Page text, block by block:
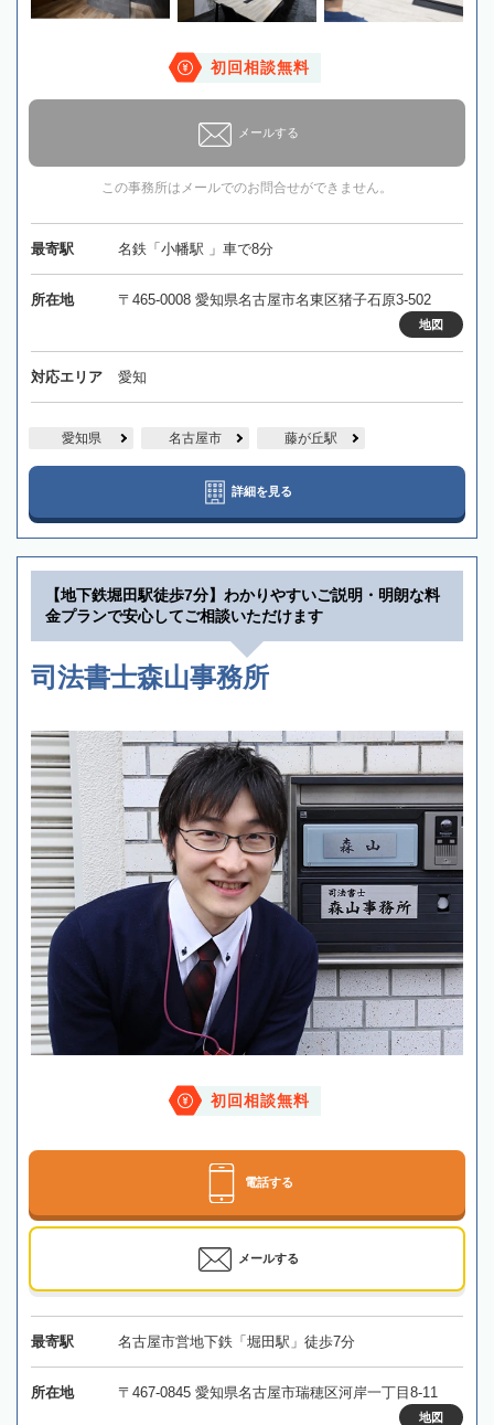
初回相談無料
メールする
この事務所はメールでのお問合せができません。
最寄駅 名鉄「小幡駅 」車で8分
所在地 〒465-0008 愛知県名古屋市名東区猪子石原3-502
地図
対応エリア 愛知
愛知県 名古屋市 藤が丘駅
詳細を見る
【地下鉄堀田駅徒歩7分】わかりやすいご説明・明朗な料
金プランで安心してご相談いただけます
司法書士森山事務所
初回相談無料
電話する
メールする
最寄駅 名古屋市営地下鉄「堀田駅」徒歩7分
所在地 〒467-0845 愛知県名古屋市瑞穂区河岸一丁目8-11
地図